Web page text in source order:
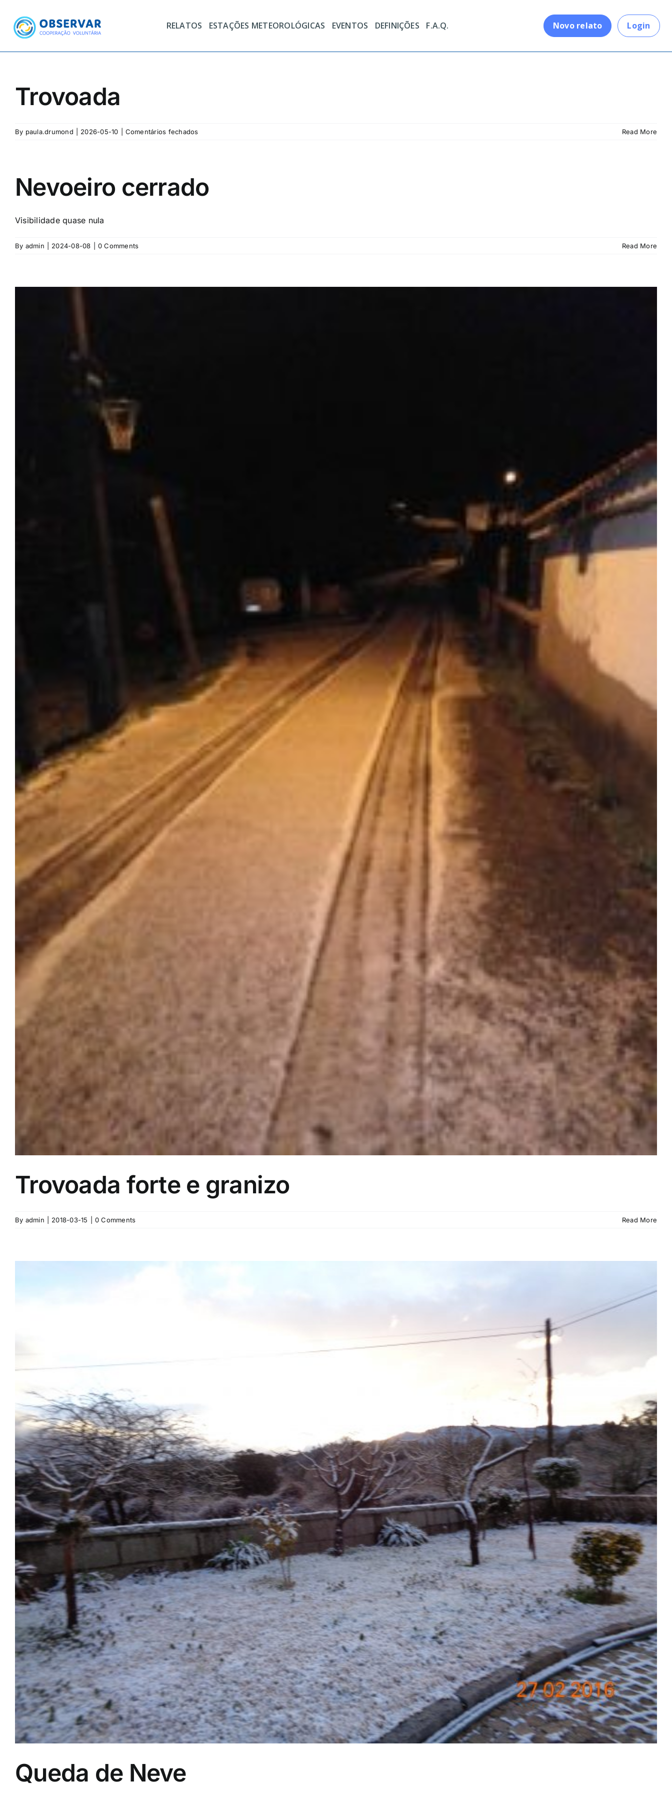
content
RELATOS ESTAÇÕES METEOROLÓGICAS EVENTOS DEFINIÇÕES F.A.Q. Novo relato Login
Trovoada
By paula.drumond 2026-05-10 Comentários fechadosem
Read More
Nevoeiro cerrado
Visibilidade quase nula
By admin 2024-08-08 0 Comments Read More
Trovoada forte e granizo
By admin 2018-03-15 0 Comments Read More
Queda de Neve